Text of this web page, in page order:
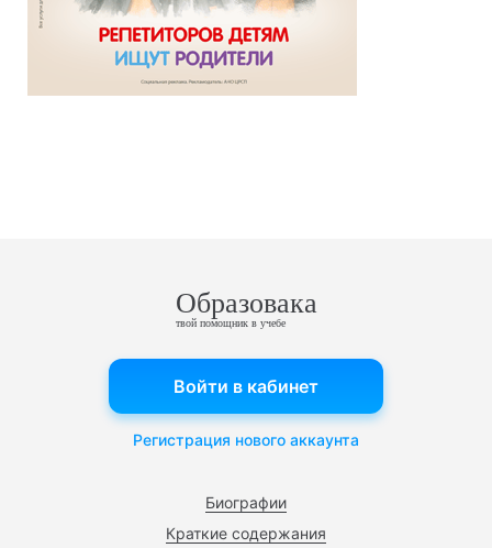
Образовака
твой помощник в учебе
Биографии
Краткие содержания
Войти в кабинет
Регистрация нового аккаунта